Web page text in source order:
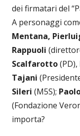
dei firmatari del
A personaggi
Mentana,
Rappuoli
Scalfarotto(PD),
Tajani
Sileri (M5S);
(Fondazione
importa?